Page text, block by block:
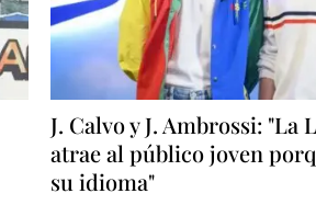
J. Calvo y J. Ambrossi: "La
atrae al público joven
su idioma"